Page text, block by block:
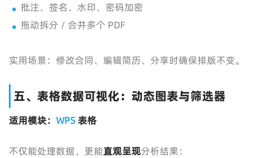
批注、签名、水印、密码加密
拖动拆分 / 合并多个 PDF
实用场景：修改合同、编辑简历、分享时确保排版不变。
五、表格数据可视化：动态图表与筛选器
适用模块： WPS表格
不仅能处理数据，更能直观呈现分析结果：